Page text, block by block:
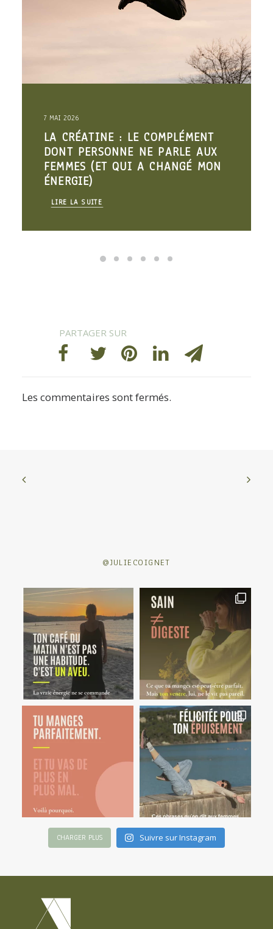
7 MAI 2026
LA CRÉATINE : LE COMPLÉMENT
DONT PERSONNE NE PARLE AUX
FEMMES (ET QUI A CHANGÉ MON
ÉNERGIE)
LIRE LA SUITE
Les commentaires sont fermés.
@JULIECOIGNET
CHARGER PLUS Suivre sur Instagram